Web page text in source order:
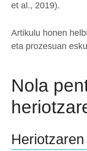
et al., 2019).
Artikulu honen
eta prozesuan
Nola